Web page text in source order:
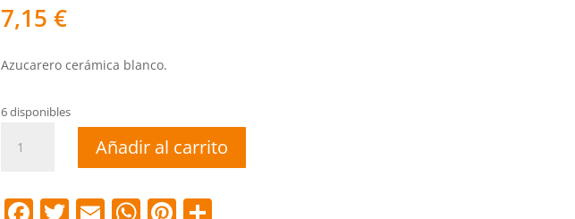
7,15 €
Azucarero cerámica blanco.
6 disponibles
ceramica
tapa
Añadir al carrito